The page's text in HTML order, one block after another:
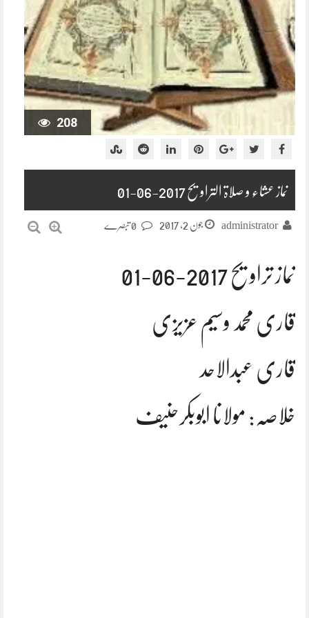
208
نماز عشاء و صلاۃ التراویح 2017-06-01
administrator جون 2, 2017
نماز تراویح 2017-06-01
قاری محمد وسیم عزیزی
قاری عبدالاحد
خلاصہ: مولانا ابوبکرحنیف